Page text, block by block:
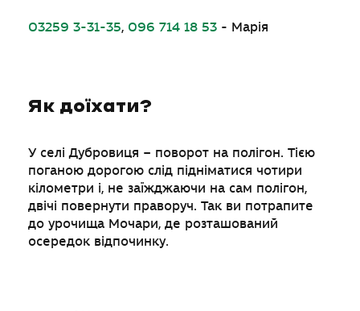
03259 3-31-35, 096 714 18 53 - Марія
Як доїхати?
У селі Дубровиця – поворот на полігон. Тією
поганою дорогою слід підніматися чотири
кілометри і, не заїжджаючи на сам полігон,
двічі повернути праворуч. Так ви потрапите
до урочища Мочари, де розташований
осередок відпочинку.